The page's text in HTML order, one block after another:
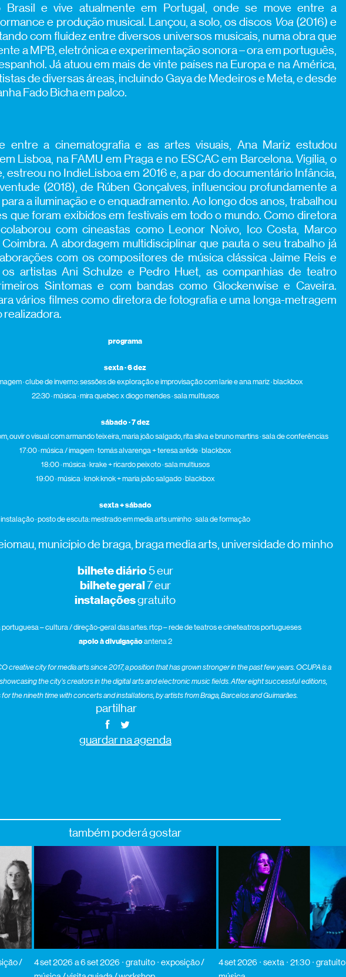
Brasil e vive atualmente em Portugal, onde se move entre a
e produção musical. Lançou, a solo, os discos Voa(2016) e
com fluidez entre diversos universos musicais, numa obra que
a MPB, eletrónica e experimentação sonora – ora em português,
Já atuou em mais de vinte países na Europa e na América,
de diversas áreas, incluindo Gaya de Medeiros e Meta, e desde
Fado Bicha em palco.
entre a cinematografia e as artes visuais, Ana Mariz estudou
Lisboa, na FAMU em Praga e no ESCAC em Barcelona. Vigília, o
estreou no IndieLisboa em 2016 e, a par do documentário Infância,
(2018), de Rúben Gonçalves, influenciou profundamente a
a iluminação e o enquadramento. Ao longo dos anos, trabalhou
que foram exibidos em festivais em todo o mundo. Como diretora
com cineastas como Leonor Noivo, Ico Costa, Marco
A abordagem multidisciplinar que pauta o seu trabalho já
com os compositores de música clássica Jaime Reis e
artistas Ani Schulze e Pedro Huet, as companhias de teatro
Sintomas e com bandas como Glockenwise e Caveira.
vários filmes como diretora de fotografia e uma longa-metragem
realizadora.
programa
sexta · 6 dez
· clube de inverno: sessões de exploração e improvisação com larie e ana mariz · blackbox
22:30 · música · mira quebec x diogo mendes · sala multiusos
sábado · 7 dez
ouvir o visual com armando teixeira, maria joão salgado, rita silva e bruno martins · sala de conferências
17:00 · música / imagem · tomás alvarenga + teresa arêde · blackbox
18:00 · música · krake + ricardo peixoto · sala multiusos
19:00 · música · knok knok + maria joão salgado · blackbox
sexta + sábado
instalação · posto de escuta: mestrado em media arts uminho · sala de formação
município de braga, braga media arts, universidade do minho
bilhete diário5 eur
bilhete geral7 eur
instalaçõesgratuito
– cultura / direção-geral das artes. rtcp – rede de teatros e cineteatros portugueses
apoio à divulgaçãoantena 2
creative city for media arts since 2017, a position that has grown stronger in the past few years. OCUPA is a
showcasingthe city’s creators in the digital arts and electronic music fields. After eight successful editions,
the nineth time with concerts and installations, by artists from Braga, Barcelos and Guimarães.
partilhar
guardar na agenda
também poderá gostar
/
4 set 2026a 6 set 2026 gratuito
exposição /
4 set 2026 sexta 21:30 gratuito